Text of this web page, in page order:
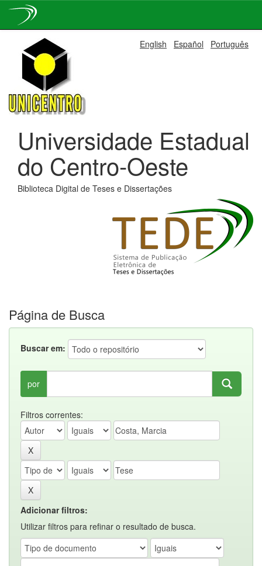
navigation
English Español Português
Universidade Estadual
do Centro-Oeste
Biblioteca Digital de Teses e Dissertações
Página de Busca
Buscar em:
por
Filtros correntes:
Adicionar filtros:
Utilizar filtros para refinar o resultado de busca.